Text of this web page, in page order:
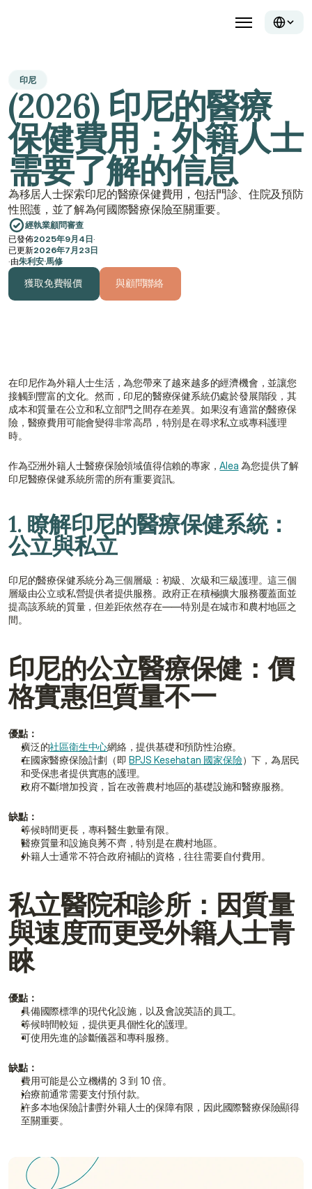
印尼
(2026) 印尼的醫療
保健費用：外籍人士
需要了解的信息
為移居人士探索印尼的醫療保健費用，包括門診、住院及預防
性照護，並了解為何國際醫療保險至關重要。
經執業顧問審查
已發佈2025年9月4日·
已更新2026年7月23日
·由朱利安·馬修
獲取免費報價 與顧問聯絡
在印尼作為外籍人士生活，為您帶來了越來越多的經濟機會，並讓您
接觸到豐富的文化。然而，印尼的醫療保健系統仍處於發展階段，其
成本和質量在公立和私立部門之間存在差異。如果沒有適當的醫療保
險，醫療費用可能會變得非常高昂，特別是在尋求私立或專科護理
時。
作為亞洲外籍人士醫療保險領域值得信賴的專家，Alea 為您提供了解
印尼醫療保健系統所需的所有重要資訊。
1. 瞭解印尼的醫療保健系統：
公立與私立
印尼的醫療保健系統分為三個層級：初級、次級和三級護理。這三個
層級由公立或私營提供者提供服務。政府正在積極擴大服務覆蓋面並
提高該系統的質量，但差距依然存在——特別是在城市和農村地區之
間。
印尼的公立醫療保健：價
格實惠但質量不一
優點：
廣泛的社區衛生中心網絡，提供基礎和預防性治療。
在國家醫療保險計劃（即 BPJS Kesehatan 國家保險）下，為居民
和受保患者提供實惠的護理。
政府不斷增加投資，旨在改善農村地區的基礎設施和醫療服務。
缺點：
等候時間更長，專科醫生數量有限。
醫療質量和設施良莠不齊，特別是在農村地區。
外籍人士通常不符合政府補貼的資格，往往需要自付費用。
私立醫院和診所：因質量
與速度而更受外籍人士青
睞
優點：
具備國際標準的現代化設施，以及會說英語的員工。
等候時間較短，提供更具個性化的護理。
可使用先進的診斷儀器和專科服務。
缺點：
費用可能是公立機構的 3 到 10 倍。
治療前通常需要支付預付款。
許多本地保險計劃對外籍人士的保障有限，因此國際醫療保險顯得
至關重要。